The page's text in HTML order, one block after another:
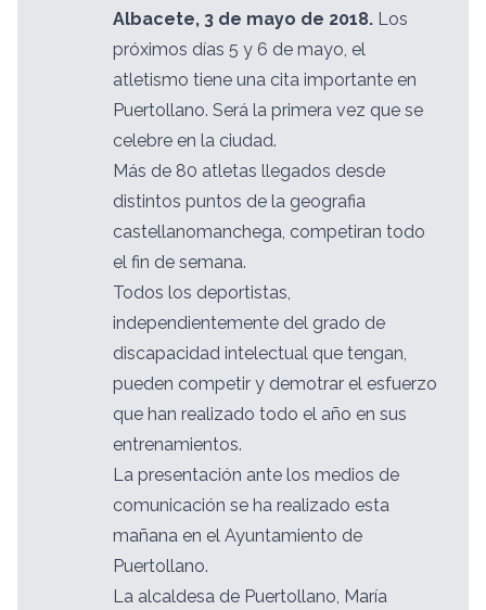
Albacete, 3 de mayo de 2018. Los
próximos días 5 y 6 de mayo, el
atletismo tiene una cita importante en
Puertollano. Será la primera vez que se
celebre en la ciudad.
Más de 80 atletas llegados desde
distintos puntos de la geografia
castellanomanchega, competiran todo
el fin de semana.
Todos los deportistas,
independientemente del grado de
discapacidad intelectual que tengan,
pueden competir y demotrar el esfuerzo
que han realizado todo el año en sus
entrenamientos.
La presentación ante los medios de
comunicación se ha realizado esta
mañana en el Ayuntamiento de
Puertollano.
La alcaldesa de Puertollano, María